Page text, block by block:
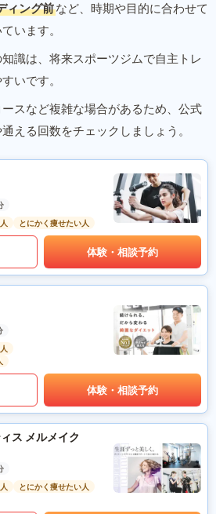
ィング前など、時期や目的に合わせて
います。
識は、将来スポーツジムで自主トレ
いです。
スなど複雑な場合があるため、公式
える回数をチェックしましょう。
とにかく痩せたい人
体験・相談予約
体験・相談予約
ス メルメイク
とにかく痩せたい人